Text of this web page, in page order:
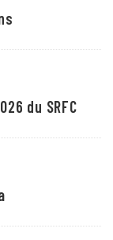
du SRFC